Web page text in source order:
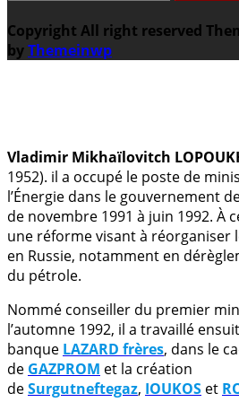
Copyright All right reserved
byThemeinwp
Vladimir Mikhaïlovitch
1952). il a occupé le poste de
l’Énergie dans le gouvernement
de novembre 1991 à juin 1992. À
une réforme visant à réorganiser
en Russie, notamment en
du pétrole.
Nommé conseiller du premier
l’automne 1992, il a travaillé
banque LAZARD frères, dans le
de GAZPROM et la création
deSurgutneftegaz, IOUKOS et